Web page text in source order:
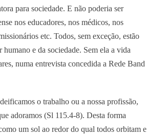
para sociedade. E não poderia ser
nos educadores, nos médicos, nos
etc. Todos, sem exceção, estão
e da sociedade. Sem ela a vida
numa entrevista concedida a Rede Band
o trabalho ou a nossa profissão,
adoramos (Sl 115.4-8). Desta forma
um sol ao redor do qual todos orbitam e